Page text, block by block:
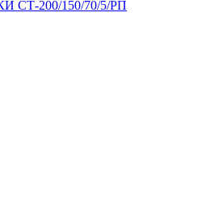
200/150/70/5/РП